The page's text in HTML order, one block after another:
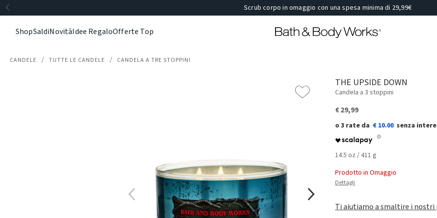
Scrub corpo in omaggio con una spesa minima di 29,99€
ShopSaldiNovitàIdee RegaloOfferte Top
CANDELE TUTTE LE CANDELE CANDELA A TRE STOPPINI
THE UPSIDE DOWN
Candela a 3 stoppini
€ 29,99
€ 10.00
14.5 oz / 411 g
Prodotto in Omaggio
Dettagli
Ti aiutiamo a smaltire i